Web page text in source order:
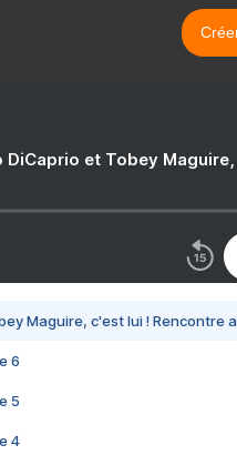
DiCaprio et Tobey
Maguire, c'est lui ! Rencontre
6
5
4